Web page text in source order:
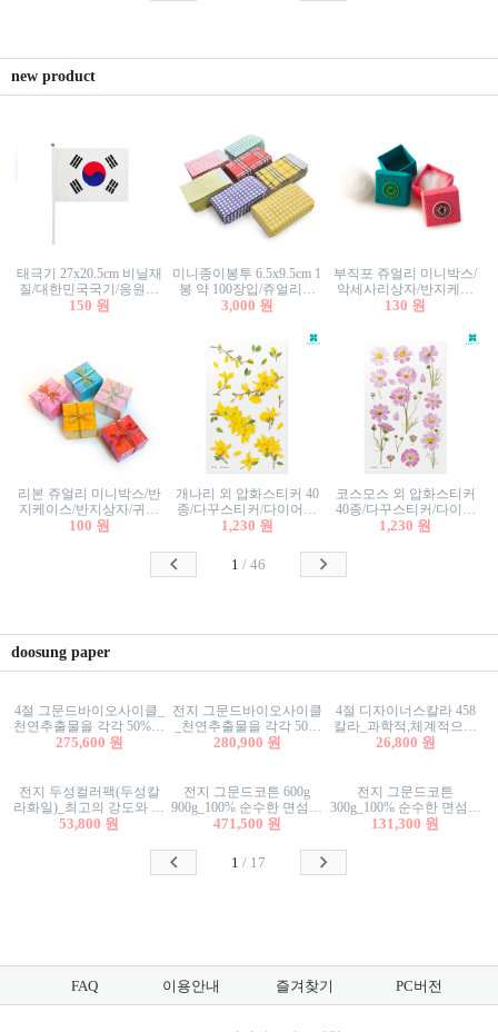
new product
태극기 27x20.5cm 비닐재
질/대한민국국기/응원깃
발/행사깃발
150 원
미니종이봉투 6.5x9.5cm 1
봉 약 100장입/쥬얼리봉
투/증명사진봉투/악세사
3,000 원
부직포 쥬얼리 미니박스/
악세사리상자/반지케이
스/반지상자/귀걸이상자/
130 원
리본 쥬얼리 미니박스/반
지케이스/반지상자/귀걸
이상자/귀걸이박스/악세
100 원
개나리 외 압화스티커 40
종/다꾸스티커/다이어리
꾸미기/꽃스티커/자연물
1,230 원
코스모스 외 압화스티커
40종/다꾸스티커/다이어
리꾸미기/꽃스티커/자연
1,230 원
1 /46
doosung paper
4절 그문드바이오사이클_
천연추출물을 각각 50%이
상 함유한 친환경그래픽
275,600 원
전지 그문드바이오사이클
_천연추출물을 각각 50%
이상 함유한 친환경그래
280,900 원
4절 디자이너스칼라 458
칼라_과학적,체계적으로
분류된 200색을 갖춘 색지
26,800 원
전지 두성컬러팩(두성칼
라화일)_최고의 강도와 평
활성을 지닌 다양한 컬러
53,800 원
전지 그문드코튼 600g
900g_100% 순수한 면섬유
로 만든 친환경프리미엄
471,500 원
전지 그문드코튼
300g_100% 순수한 면섬유
로 만든 친환경프리미엄
131,300 원
1 / 17
FAQ 이용안내 즐겨찾기 PC버전